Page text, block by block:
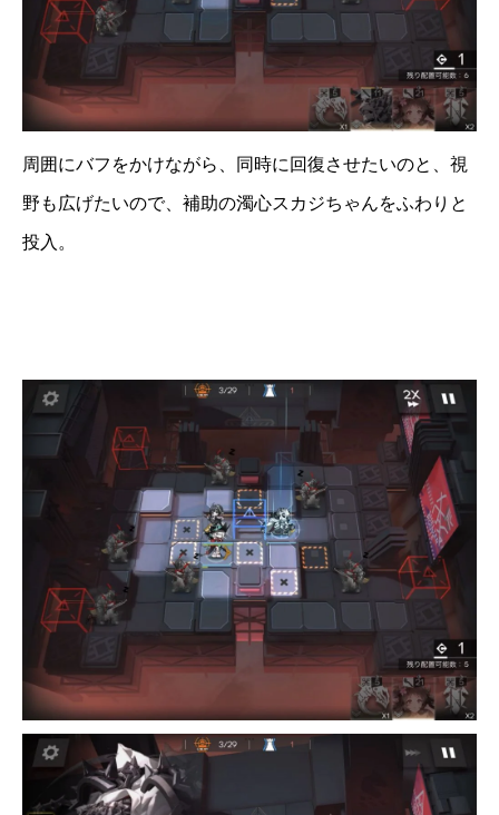
周囲にバフをかけながら、同時に回復させたいのと、視
野も広げたいので、補助の濁心スカジちゃんをふわりと
投入。